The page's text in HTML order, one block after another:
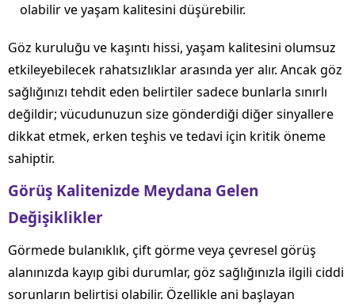
olabilir ve yaşam kalitesini düşürebilir.
Göz kuruluğu ve kaşıntı hissi, yaşam kalitesini olumsuz
etkileyebilecek rahatsızlıklar arasında yer alır. Ancak göz
sağlığınızı tehdit eden belirtiler sadece bunlarla sınırlı
değildir; vücudunuzun size gönderdiği diğer sinyallere
dikkat etmek, erken teşhis ve tedavi için kritik öneme
sahiptir.
Görüş Kalitenizde Meydana Gelen
Değişiklikler
Görmede bulanıklık, çift görme veya çevresel görüş
alanınızda kayıp gibi durumlar, göz sağlığınızla ilgili ciddi
sorunların belirtisi olabilir. Özellikle ani başlayan